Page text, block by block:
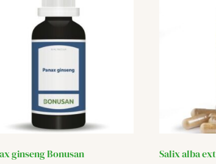
ginseng Bonusan Salix alba